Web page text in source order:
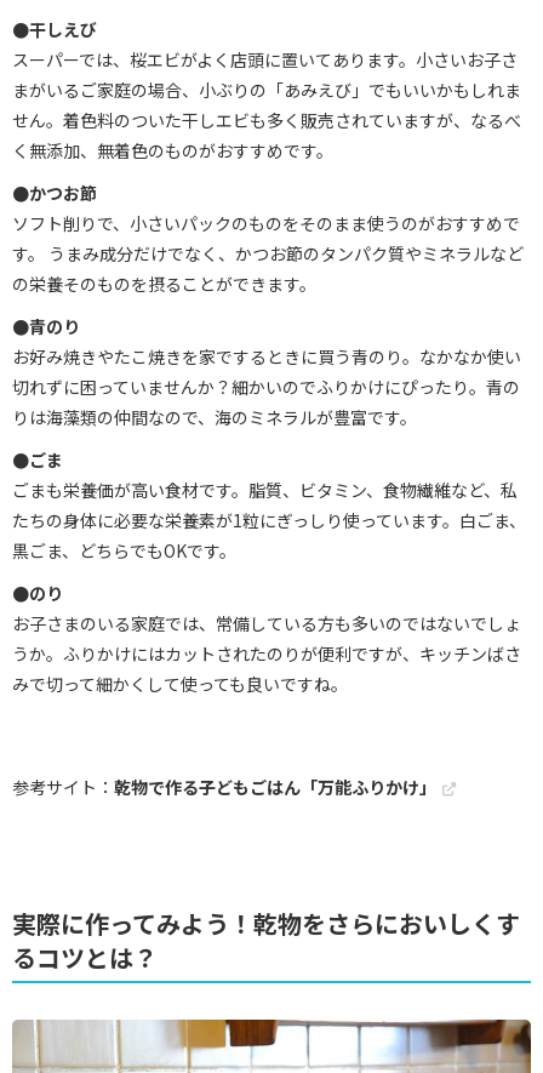
●干しえび
スーパーでは、桜エビがよく店頭に置いてあります。小さいお子さ
まがいるご家庭の場合、小ぶりの「あみえび」でもいいかもしれま
せん。着色料のついた干しエビも多く販売されていますが、なるべ
く無添加、無着色のものがおすすめです。
●かつお節
ソフト削りで、小さいパックのものをそのまま使うのがおすすめで
す。 うまみ成分だけでなく、かつお節のタンパク質やミネラルなど
の栄養そのものを摂ることができます。
●青のり
お好み焼きやたこ焼きを家でするときに買う青のり。なかなか使い
切れずに困っていませんか？細かいのでふりかけにぴったり。青の
りは海藻類の仲間なので、海のミネラルが豊富です。
●ごま
ごまも栄養価が高い食材です。脂質、ビタミン、食物繊維など、私
たちの身体に必要な栄養素が1粒にぎっしり使っています。白ごま、
黒ごま、どちらでもOKです。
●のり
お子さまのいる家庭では、常備している方も多いのではないでしょ
うか。ふりかけにはカットされたのりが便利ですが、キッチンばさ
みで切って細かくして使っても良いですね。
参考サイト： 乾物で作る子どもごはん「万能ふりかけ」
実際に作ってみよう！乾物をさらにおいしくす
るコツとは？